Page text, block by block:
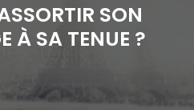
SON
À SA TENUE ?